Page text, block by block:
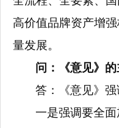
高价值品牌资产增
量发展。
问：《意见》的
答：《意见》
一是强调要全